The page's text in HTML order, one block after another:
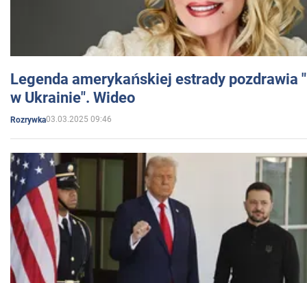
Legenda amerykańskiej estrady pozdrawia
w Ukrainie". Wideo
Rozrywka03.03.2025 09:46